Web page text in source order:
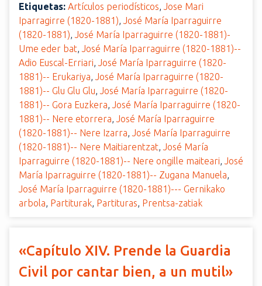
Etiquetas: Artículos periodísticos, Jose Mari
Iparragirre (1820-1881), José María Iparraguirre
(1820-1881), José María Iparraguirre (1820-1881)-
Ume eder bat, José María Iparraguirre (1820-1881)--
Adio Euscal-Erriari, José María Iparraguirre (1820-
1881)-- Erukariya, José María Iparraguirre (1820-
1881)-- Glu Glu Glu, José María Iparraguirre (1820-
1881)-- Gora Euzkera, José María Iparraguirre (1820-
1881)-- Nere etorrera, José María Iparraguirre
(1820-1881)-- Nere Izarra, José María Iparraguirre
(1820-1881)-- Nere Maitiarentzat, José María
Iparraguirre (1820-1881)-- Nere ongille maiteari, José
María Iparraguirre (1820-1881)-- Zugana Manuela,
José María Iparraguirre (1820-1881)--- Gernikako
arbola, Partiturak, Partituras, Prentsa-zatiak
«Capítulo XIV. Prende la Guardia
Civil por cantar bien, a un mutil»